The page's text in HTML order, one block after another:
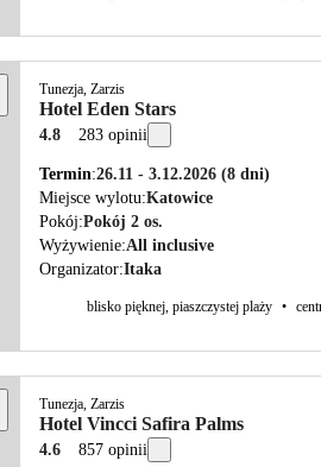
Tunezja, Zarzis
Hotel Eden Stars
4.8 283 opinii
Termin 26.11 - 3.12.2026 (8 dni)
Miejsce wylotu Katowice
Pokój Pokój 2 os.
Wyżywienie All inclusive
Organizator Itaka
blisko pięknej, piaszczystej plaży •
Tunezja, Zarzis
Hotel Vincci Safira Palms
4.6 857 opinii